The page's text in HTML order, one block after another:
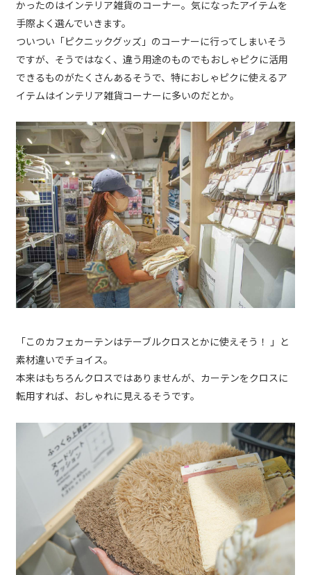
かったのはインテリア雑貨のコーナー。気になったアイテムを
手際よく選んでいきます。
ついつい「ピクニックグッズ」のコーナーに行ってしまいそう
ですが、そうではなく、違う用途のものでもおしゃピクに活用
できるものがたくさんあるそうで、特におしゃピクに使えるア
イテムはインテリア雑貨コーナーに多いのだとか。
「このカフェカーテンはテーブルクロスとかに使えそう！ 」と
素材違いでチョイス。
本来はもちろんクロスではありませんが、カーテンをクロスに
転用すれば、おしゃれに見えるそうです。